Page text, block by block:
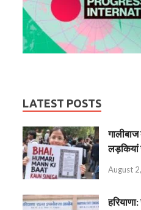
LATEST POSTS
गालीबाज
लड़कियां
August